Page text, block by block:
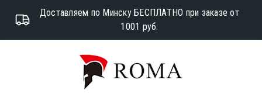
Доставляем по Минску БЕСПЛАТНО при заказе от
1001 руб.